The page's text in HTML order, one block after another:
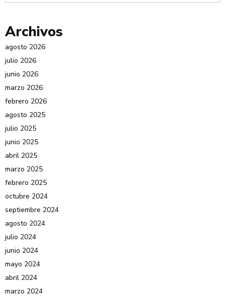
Archivos
agosto 2026
julio 2026
junio 2026
marzo 2026
febrero 2026
agosto 2025
julio 2025
junio 2025
abril 2025
marzo 2025
febrero 2025
octubre 2024
septiembre 2024
agosto 2024
julio 2024
junio 2024
mayo 2024
abril 2024
marzo 2024